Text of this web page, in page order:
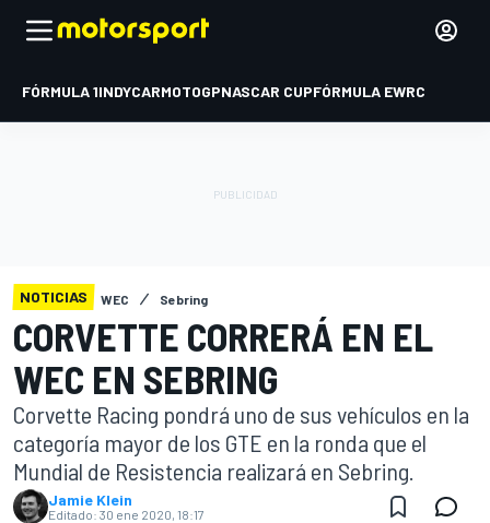
FÓRMULA 1INDYCARMOTOGPNASCAR CUPFÓRMULA EWRC
NOTICIAS WEC Sebring
CORVETTE CORRERÁ EN EL
WEC EN SEBRING
Corvette Racing pondrá uno de sus vehículos en la
categoría mayor de los GTE en la ronda que el
Mundial de Resistencia realizará en Sebring.
Jamie Klein
Editado: 30 ene 2020, 18:17